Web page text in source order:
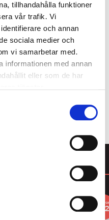
tillhandahålla funktioner
vår trafik. Vi
och annan
sociala medier och
vi samarbetar med.
informationen med annan
eller som de har
medlemsklubb får du
och betala
av smarrig lakrits
till mjuk sötlakrits,
i choklad. Bara att
medlem i kassan
3 2